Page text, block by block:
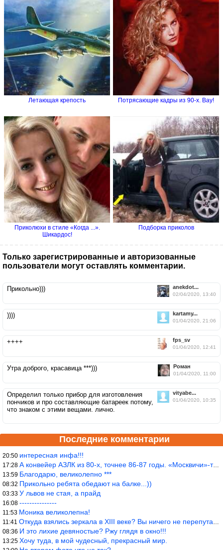
Летающая крепость Потрясающие кадры из 90-х. Вау!
Приколюхи в стиле «Когда ...».
Шикардос!
Подборка приколов
Только зарегистрированные и авторизованные
пользователи могут оставлять комментарии.
anekdot...
02/04/2020, 13:40
Прикольно)))
kartamy...
01/04/2020, 21:06
))))
fps_sv
01/04/2020, 12:41
++++
Роман
01/04/2020, 11:00
Утра доброго, красавица ***)))
vityabe...
01/04/2020, 10:35
Определил только прибор для изготовления
пончиков и про составляющие батареек потому,
что знаком с этими вещами. лично.
Последние комментарии
20:50 интересная инфа!!!
17:28 А конвейер АЗЛК из 80-х, точнее 86-87 годы. «Москвичи»-то из пер
13:59 Благодарю, великолепно ***
08:32 Прикольно ребята обедают на балке...))
03:33 У львов не стая, а прайд
16:08 ---------------
11:53 Моника великолепна!
11:41 Откуда взялись зеркала в XIII веке? Вы ничего не перепутали?
08:36 И это лихие девяностые? Ржу глядя в окно!!!
13:25 Хочу туда, в мой чудесный, прекрасный мир.